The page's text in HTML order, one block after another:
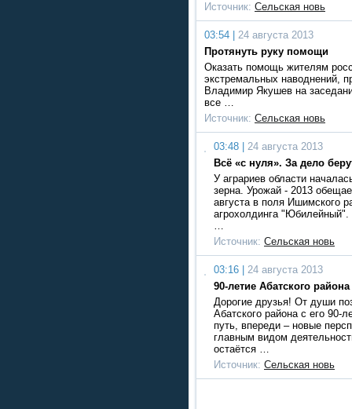
Источник: Сельская новь
03:54 |
24 августа 2013
Протянуть руку помощи
Оказать помощь жителям
экстремальных наводнений,
Владимир Якушев на
все …
Источник: Сельская новь
03:48 |
24 августа 2013
Всё «с нуля». За дело
У аграриев области
зерна. Урожай - 2013
августа в поля Ишимского
агрохолдинга "Юбилейный".
…
Источник: Сельская новь
03:16 |
24 августа 2013
90-летие Абатского района
Дорогие друзья! От души
Абатского района с его 90-
путь, впереди – новые
главным видом
остаётся …
Источник: Сельская новь